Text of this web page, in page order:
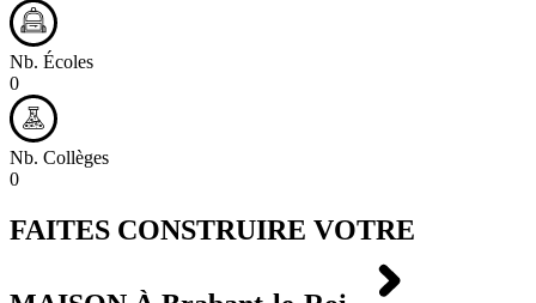
Nb. Écoles
0
Nb. Collèges
0
FAITES CONSTRUIRE VOTRE